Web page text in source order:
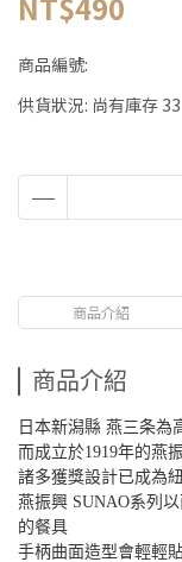
商品編號:
供貨狀況: 尚有庫存 33
商品介紹
商品介紹
日本新潟縣 燕三条為
而成立於1919年的燕
諸多獲獎設計已成為
燕振興 SUNAO系列
的餐具
手柄曲面造型會輕輕